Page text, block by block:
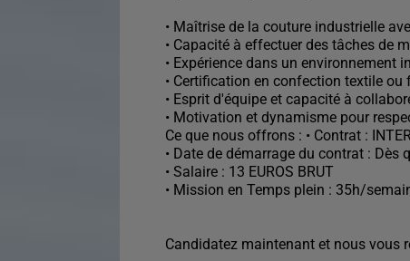
• Maîtrise de la couture industrielle
• Capacité à effectuer des tâches de
• Expérience dans un environnement
• Certification en confection textile
• Esprit d'équipe et capacité à
• Motivation et dynamisme pour
Ce que nous offrons : • Contrat :
• Date de démarrage du contrat : Dès
• Salaire : 13 EUROS BRUT
• Mission en Temps plein : 35h/
Candidatez maintenant et nous vous